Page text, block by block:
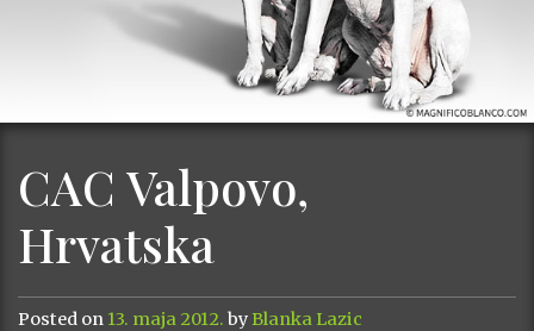
CAC Valpovo,
Hrvatska
Posted on 13. maja 2012. by Blanka Lazic